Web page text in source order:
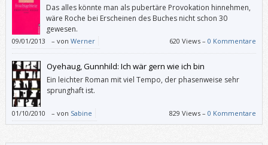
Das alles könnte man als pubertäre Provokation hinnehmen,
wäre Roche bei Erscheinen des Buches nicht schon 30
gewesen.
09/01/2013 – von Werner 620 Views –0 Kommentare
Oyehaug, Gunnhild: Ich wär gern wie ich bin
Ein leichter Roman mit viel Tempo, der phasenweise sehr
sprunghaft ist.
01/10/2010 – von Sabine 829 Views –0 Kommentare